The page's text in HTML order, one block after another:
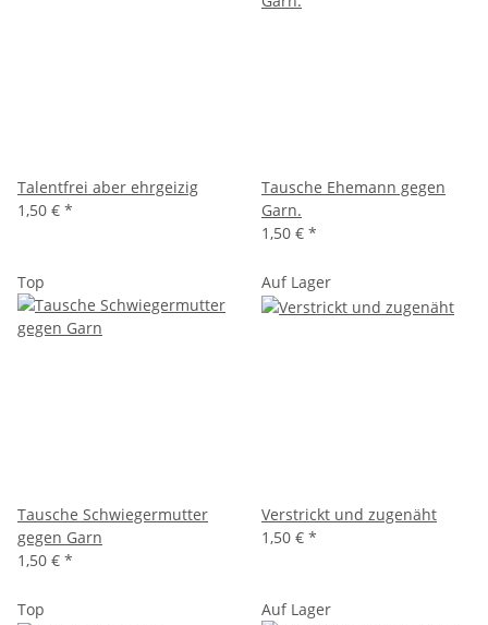
Talentfrei aber ehrgeizig
1,50 € *
Tausche Ehemann gegen
Garn.
1,50 € *
Top
Tausche Schwiegermutter
gegen Garn
1,50 € *
Auf Lager
Verstrickt und zugenäht
1,50 € *
Top Auf Lager